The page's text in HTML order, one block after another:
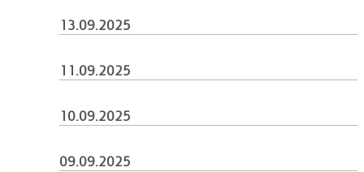
13.09.2025
11.09.2025
10.09.2025
09.09.2025